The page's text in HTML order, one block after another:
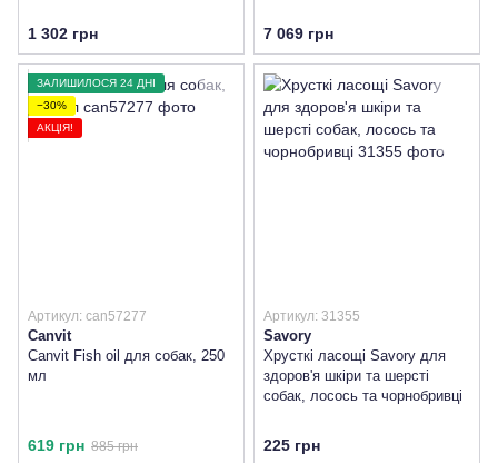
1 302 грн 7 069 грн
ЗАЛИШИЛОСЯ 24 ДНІ
−30%
АКЦІЯ!
Артикул: can57277
Canvit
Canvit Fish oil для собак, 250
мл
619 грн 885 грн
Артикул: 31355
Savory
Хрусткі ласощі Savory для
здоров'я шкіри та шерсті
собак, лосось та чорнобривці
225 грн